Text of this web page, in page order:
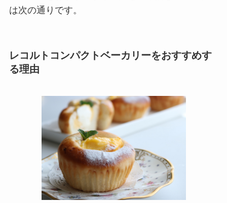
は次の通りです。
レコルトコンパクトベーカリーをおすすめす
る理由